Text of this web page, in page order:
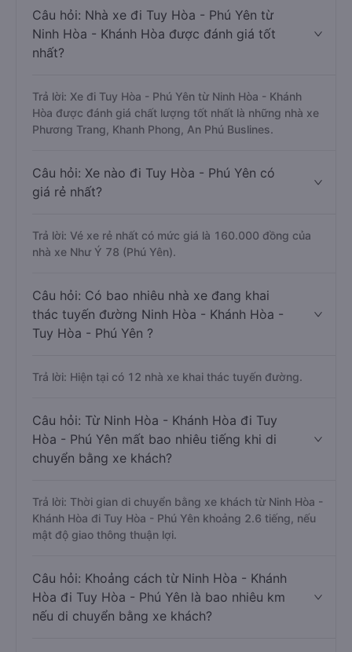
Câu hỏi: Nhà xe đi Tuy Hòa - Phú Yên từ
Ninh Hòa - Khánh Hòa được đánh giá tốt
nhất?
Trả lời: Xe đi Tuy Hòa - Phú Yên từ Ninh Hòa - Khánh
Hòa được đánh giá chất lượng tốt nhất là những nhà xe
Phương Trang, Khanh Phong, An Phú Buslines.
Câu hỏi: Xe nào đi Tuy Hòa - Phú Yên có
giá rẻ nhất?
Trả lời: Vé xe rẻ nhất có mức giá là 160.000 đồng của
nhà xe Như Ý 78 (Phú Yên).
Câu hỏi: Có bao nhiêu nhà xe đang khai
thác tuyến đường Ninh Hòa - Khánh Hòa -
Tuy Hòa - Phú Yên ?
Trả lời: Hiện tại có 12 nhà xe khai thác tuyến đường.
Câu hỏi: Từ Ninh Hòa - Khánh Hòa đi Tuy
Hòa - Phú Yên mất bao nhiêu tiếng khi di
chuyển bằng xe khách?
Trả lời: Thời gian di chuyển bằng xe khách từ Ninh Hòa -
Khánh Hòa đi Tuy Hòa - Phú Yên khoảng 2.6 tiếng, nếu
mật độ giao thông thuận lợi.
Câu hỏi: Khoảng cách từ Ninh Hòa - Khánh
Hòa đi Tuy Hòa - Phú Yên là bao nhiêu km
nếu di chuyển bằng xe khách?